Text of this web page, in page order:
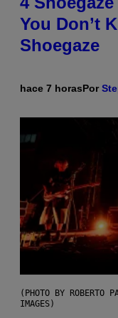
You Don’t
Shoegaze
hace 7 horasPor
(PHOTO BY ROBERTO
IMAGES)